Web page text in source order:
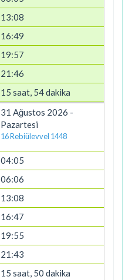
13:08
16:49
19:57
21:46
15 saat, 54 dakika
31 Ağustos 2026 -
Pazartesi
16 Rebiülevvel 1448
04:05
06:06
13:08
16:47
19:55
21:43
15 saat, 50 dakika